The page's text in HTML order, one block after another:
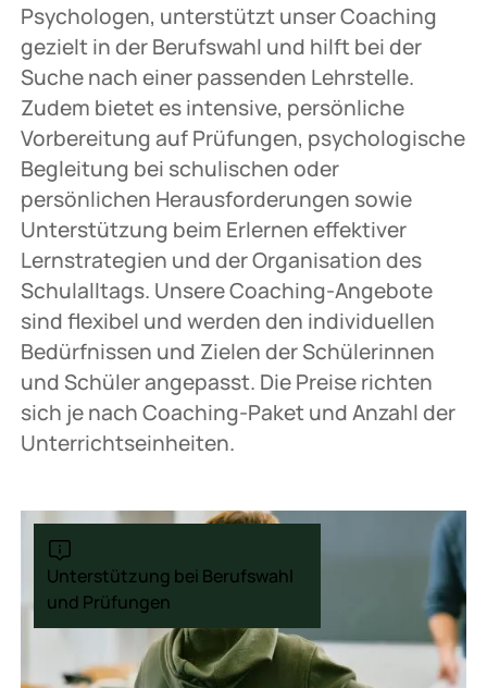
Unterstützung bei Berufswahl
und Prüfungen
Psychologen, unterstützt unser Coaching
gezielt in der Berufswahl und hilft bei der
Suche nach einer passenden Lehrstelle.
Zudem bietet es intensive, persönliche
Vorbereitung auf Prüfungen, psychologische
Begleitung bei schulischen oder
persönlichen Herausforderungen sowie
Unterstützung beim Erlernen effektiver
Lernstrategien und der Organisation des
Schulalltags. Unsere Coaching-Angebote
sind flexibel und werden den individuellen
Bedürfnissen und Zielen der Schülerinnen
und Schüler angepasst. Die Preise richten
sich je nach Coaching-Paket und Anzahl der
Unterrichtseinheiten.